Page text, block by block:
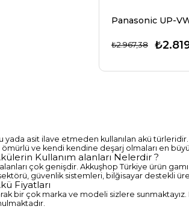
₺2.967,38
yada asit ilave etmeden kullanılan akü türleridir.
ve kendi kendine deşarj olmaları en
Kullanım alanları Nelerdir ?
çok genişdir. Akkuşhop Türkiye ürün
güvenlik sistemleri, bilğisayar destekli
Fiyatları
bir çok marka ve modeli sizlere